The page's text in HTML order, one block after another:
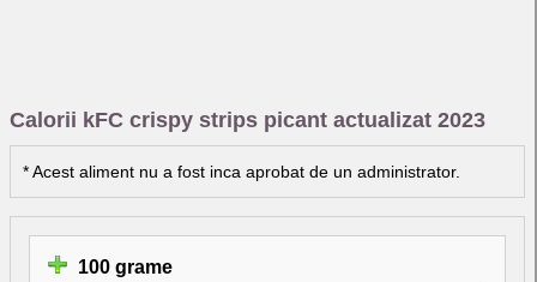
Calorii kFC crispy strips picant actualizat 2023
* Acest aliment nu a fost inca aprobat de un administrator.
100 grame